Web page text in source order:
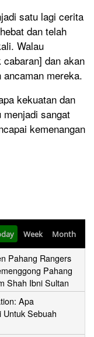
satu lagi cerita
dan telah
Walau
dan akan
mereka.
kekuatan dan
menjadi sangat
kemenangan
Week Month
Pahang Rangers
Pahang
Shah Ibni Sultan
Apa
Sebuah